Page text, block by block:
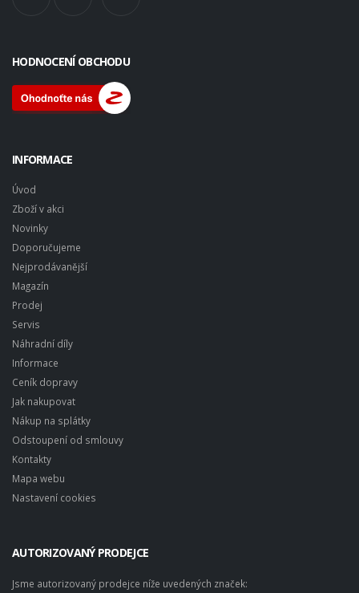
HODNOCENÍ OBCHODU
INFORMACE
Úvod
Zboží v akci
Novinky
Doporučujeme
Nejprodávanější
Magazín
Prodej
Servis
Náhradní díly
Informace
Ceník dopravy
Jak nakupovat
Nákup na splátky
Odstoupení od smlouvy
Kontakty
Mapa webu
Nastavení cookies
AUTORIZOVANÝ PRODEJCE
Jsme autorizovaný prodejce níže uvedených značek: